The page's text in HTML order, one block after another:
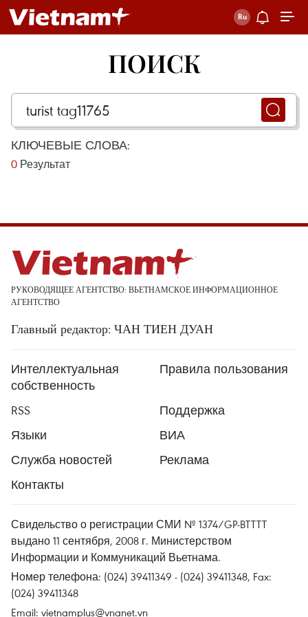
ПОИСК
КЛЮЧЕВЫЕ СЛОВА:
0 Результат
РУКОВОДЯЩЕЕ АГЕНТСТВО: ВЬЕТНАМСКОЕ ИНФОРМАЦИОННОЕ
АГЕНТСТВО
Главный редактор: ЧАН ТИЕН ДУАН
Интеллектуальная
собственность
Правила пользования
RSS
Поддержка
Языки
ВИА
Служба новостей
Реклама
Контакты
Свидельство о регистрации СМИ № 1374/GP-BTTTT
выдано 11 сентября, 2008 г. Министерством
Информации и Коммуникаций Вьетнама.
Номер телефона: (024) 39411349 - (024) 39411348, Fax:
(024) 39411348
Email: vietnamplus@vnanet.vn